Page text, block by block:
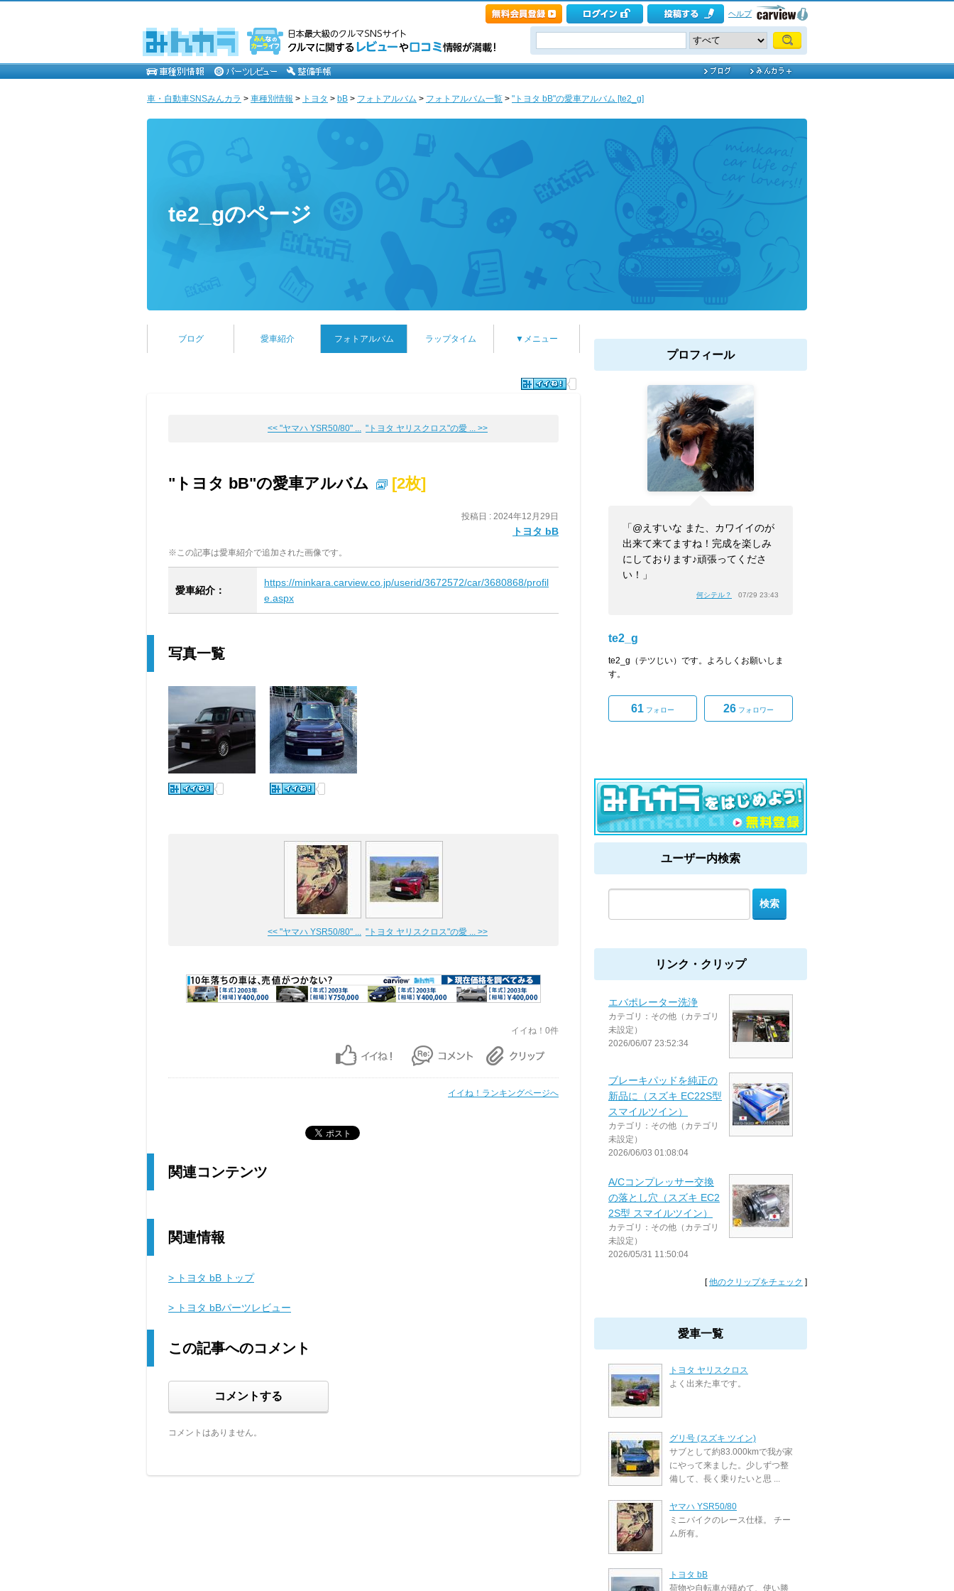
ヘルプ
車・自動車SNSみんカラ > 車種別情報 > トヨタ > bB > フォトアルバム > フォトアルバム一覧 > "トヨタ bB"の愛車アルバム [te2_g]
te2_gのページ
ブログ 愛車紹介 フォトアルバム ラップタイム ▼メニュー
<< "ヤマハ YSR50/80" ... "トヨタ ヤリスクロス"の愛 ... >>
"トヨタ bB"の愛車アルバム [2枚]
投稿日 : 2024年12月29日
トヨタ bB
※この記事は愛車紹介で追加された画像です。
愛車紹介：
https://minkara.carview.co.jp/userid/3672572/car/3680868/profil
e.aspx
写真一覧
<< "ヤマハ YSR50/80" ... "トヨタ ヤリスクロス"の愛 ... >>
イイね！0件
イイね！ランキングページへ
関連コンテンツ
関連情報
> トヨタ bB トップ
> トヨタ bBパーツレビュー
この記事へのコメント
コメントする
コメントはありません。
プロフィール
「@えすいな また、カワイイのが
出来て来てますね！完成を楽しみ
にしております♪頑張ってくださ
い！」
何シテル？ 07/29 23:43
te2_g
te2_g（テツじい）です。よろしくお願いしま
す。
61 フォロー 26 フォロワー
ユーザー内検索
リンク・クリップ
エバポレーター洗浄
カテゴリ：その他（カテゴリ
未設定）
2026/06/07 23:52:34
ブレーキパッドを純正の
新品に（スズキ EC22S型
スマイルツイン）
カテゴリ：その他（カテゴリ
未設定）
2026/06/03 01:08:04
A/Cコンプレッサー交換
の落とし穴（スズキ EC2
2S型 スマイルツイン）
カテゴリ：その他（カテゴリ
未設定）
2026/05/31 11:50:04
[他のクリップをチェック ]
愛車一覧
トヨタ ヤリスクロス
よく出来た車です。
グリ号 (スズキ ツイン)
サブとして約83.000kmで我が家
にやって来ました。少しずつ整
備して、長く乗りたいと思 ...
ヤマハ YSR50/80
ミニバイクのレース仕様。 チー
ム所有。
トヨタ bB
荷物や自転車が積めて、使い勝